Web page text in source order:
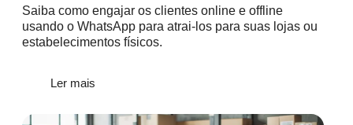
Saiba como engajar os clientes online e offline
usando o WhatsApp para atrai-los para suas lojas ou
estabelecimentos físicos.
Ler mais